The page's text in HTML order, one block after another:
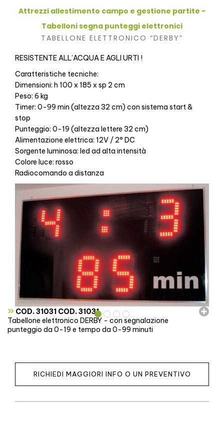
Attrezzi allestimento campo e gestione partite -
Tabelloni segna punteggi elettronici
TABELLONE ELETTRONICO “DERBY”
RESISTENTE ALL’ACQUA E AGLI URTI !
Caratteristiche tecniche:
Dimensioni: h 100 x 185 x sp 2 cm
Peso: 6 kg
Timer: 0-99 min (altezza 32 cm) con sistema start &
stop
Punteggio: 0-19 (altezza lettere 32 cm)
Alimentazione elettrica: 12V / 2° DC
Sorgente luminosa: led ad alta intensità
Colore luce: rosso
Radiocomando a distanza
» COD. 31031 COD. 31031
Tabellone elettronico DERBY - con segnalazione
punteggio da 0-19 e tempo da 0-99 minuti
RICHIEDI MAGGIORI INFO O UN PREVENTIVO